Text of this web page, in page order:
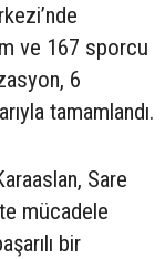
ve 167 sporcu
6
tamamlandı.
Sare
mücadele
bir